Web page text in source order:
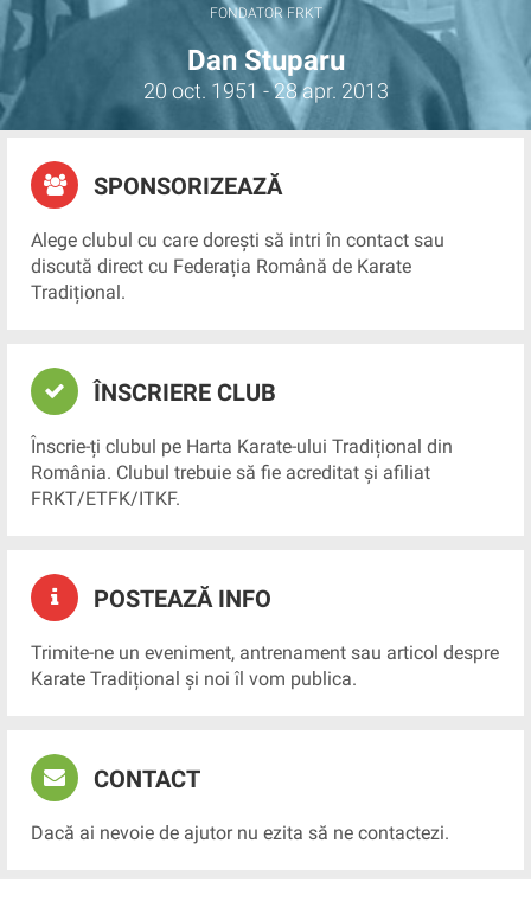
FONDATOR FRKT
Dan Stuparu
20 oct. 1951 - 28 apr. 2013
SPONSORIZEAZĂ
Alege clubul cu care dorești să intri în contact sau
discută direct cu Federația Română de Karate
Tradițional.
ÎNSCRIERE CLUB
Înscrie-ți clubul pe Harta Karate-ului Tradițional din
România. Clubul trebuie să fie acreditat și afiliat
FRKT/ETFK/ITKF.
POSTEAZĂ INFO
Trimite-ne un eveniment, antrenament sau articol despre
Karate Tradițional și noi îl vom publica.
CONTACT
Dacă ai nevoie de ajutor nu ezita să ne contactezi.